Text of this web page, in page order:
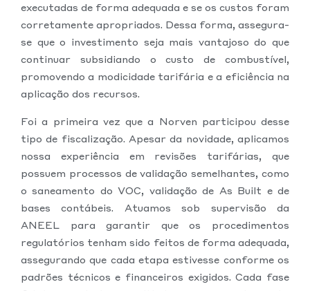
executadas de forma adequada e se os custos foram
corretamente apropriados. Dessa forma, assegura-
se que o investimento seja mais vantajoso do que
continuar subsidiando o custo de combustível,
promovendo a modicidade tarifária e a eficiência na
aplicação dos recursos.
Foi a primeira vez que a Norven participou desse
tipo de fiscalização. Apesar da novidade, aplicamos
nossa experiência em revisões tarifárias, que
possuem processos de validação semelhantes, como
o saneamento do VOC, validação de As Built e de
bases contábeis. Atuamos sob supervisão da
ANEEL para garantir que os procedimentos
regulatórios tenham sido feitos de forma adequada,
assegurando que cada etapa estivesse conforme os
padrões técnicos e financeiros exigidos. Cada fase